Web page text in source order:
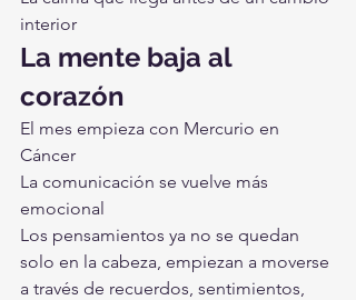
interior
La mente baja al
corazón
El mes empieza con Mercurio en
Cáncer
La comunicación se vuelve más
emocional
Los pensamientos ya no se quedan
solo en la cabeza, empiezan a moverse
a través de recuerdos, sentimientos,